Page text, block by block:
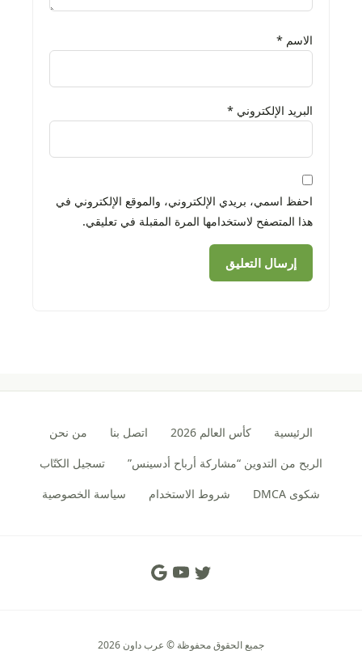
الاسم *
البريد الإلكتروني *
احفظ اسمي، بريدي الإلكتروني، والموقع الإلكتروني في
هذا المتصفح لاستخدامها المرة المقبلة في تعليقي.
الرئيسية كأس العالم 2026 اتصل بنا
من نحن
الربح من التدوين “مشاركة أرباح أدسينس”
تسجيل الكتّاب
شكوى DMCA
شروط الاستخدام سياسة الخصوصية
Social Links
جميع الحقوق محفوظة © عرب داون 2026